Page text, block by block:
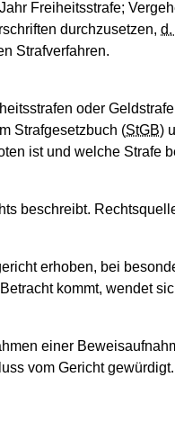
Freiheitsstrafe;
durchzusetzen, d.
Strafverfahren.
oder
Strafgesetzbuch (StGB)
ist und welche Strafe
beschreibt.
erhoben, bei
kommt, wendet
einer
vom Gericht